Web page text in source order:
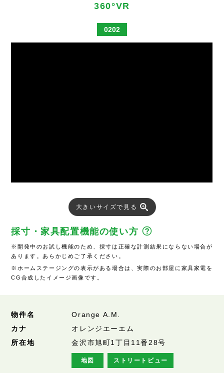
360°VR
0202
大きいサイズで見る
採寸・家具配置機能の使い方
※開発中のお試し機能のため、採寸は正確な計測結果にならない場合が
あります。あらかじめご了承ください。
※ホームステージングの表示がある場合は、実際のお部屋に家具家電を
CG合成したイメージ画像です。
物件名
Orange A.M.
カナ
オレンジエーエム
所在地
金沢市旭町1丁目11番28号
地図 ストリートビュー